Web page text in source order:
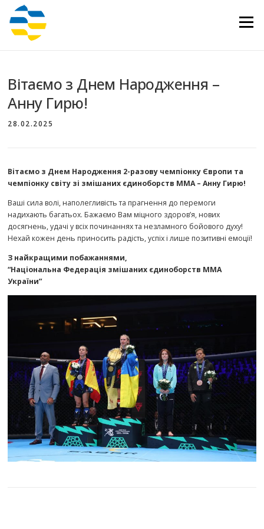
Перейти
вмісту
Меню
Вітаємо з Днем Народження –
Анну Гирю!
28.02.2025
Вітаємо з Днем Народження 2-разову чемпіонку Європи та
чемпіонку світу зі змішаних єдиноборств ММА – Анну Гирю!
Ваші сила волі, наполегливість та прагнення до перемоги
надихають багатьох. Бажаємо Вам міцного здоров’я, нових
досягнень, удачі у всіх починаннях та незламного бойового духу!
Нехай кожен день приносить радість, успіх і лише позитивні емоції!
З найкращими побажаннями,
“Національна Федерація змішаних єдиноборств ММА
України”